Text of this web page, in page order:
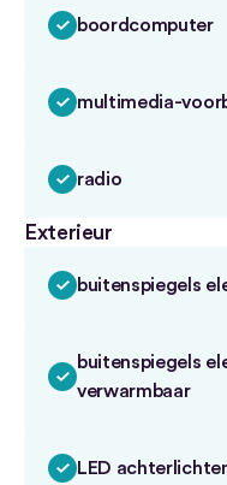
boordcomputer
multimedia-
radio
Exterieur
buitenspiegels
buitenspiegels
verwarmbaar
LED